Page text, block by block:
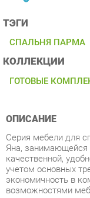
ОПИСАНИЕ
Яна, занимающейся
качественной,
учетом основных
экономичность в
возможностями
позволяет
максимальным
строится на
четкости линий, а